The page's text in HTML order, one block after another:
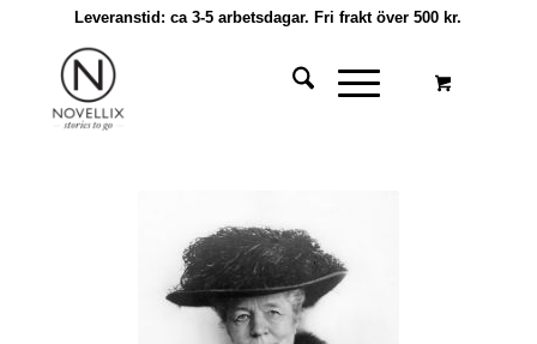
Leveranstid: ca 3-5 arbetsdagar. Fri frakt över 500 kr.